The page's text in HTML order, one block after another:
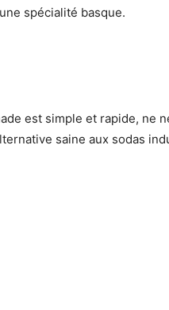
spécialité basque.
est simple et rapide, ne
saine aux sodas